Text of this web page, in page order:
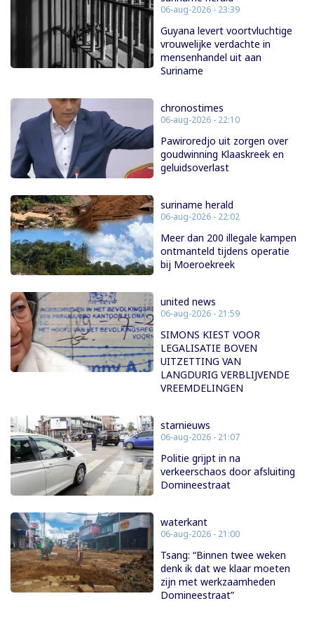
06-aug-2026 - 23:39
Guyana levert voortvluchtige
vrouwelijke verdachte in
mensenhandel uit aan
Suriname
chronostimes
06-aug-2026 - 22:10
Pawiroredjo uit zorgen over
goudwinning Klaaskreek en
geluidsoverlast
suriname herald
06-aug-2026 - 22:02
Meer dan 200 illegale kampen
ontmanteld tijdens operatie
bij Moeroekreek
united news
06-aug-2026 - 21:59
SIMONS KIEST VOOR
LEGALISATIE BOVEN
UITZETTING VAN
LANGDURIG VERBLIJVENDE
VREEMDELINGEN
starnieuws
06-aug-2026 - 21:07
Politie grijpt in na
verkeerschaos door afsluiting
Domineestraat
waterkant
06-aug-2026 - 21:00
Tsang: “Binnen twee weken
denk ik dat we klaar moeten
zijn met werkzaamheden
Domineestraat”